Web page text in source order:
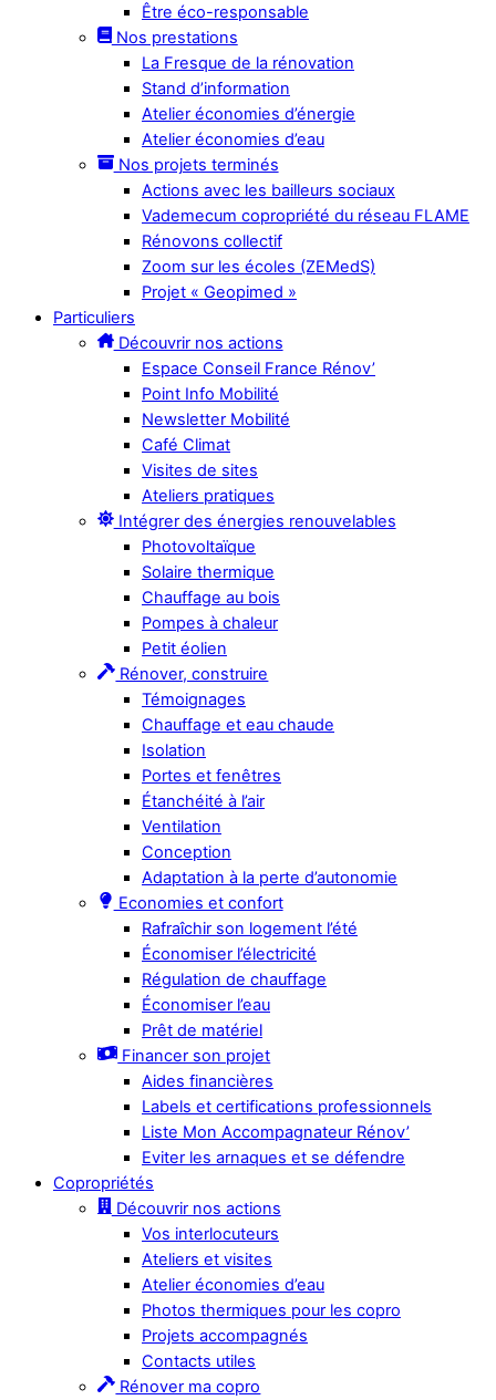
Être éco-responsable
Nos prestations
La Fresque de la rénovation
Stand d’information
Atelier économies d’énergie
Atelier économies d’eau
Nos projets terminés
Actions avec les bailleurs sociaux
Vademecum copropriété du réseau FLAME
Rénovons collectif
Zoom sur les écoles (ZEMedS)
Projet « Geopimed »
Particuliers
Découvrir nos actions
Espace Conseil France Rénov’
Point Info Mobilité
Newsletter Mobilité
Café Climat
Visites de sites
Ateliers pratiques
Intégrer des énergies renouvelables
Photovoltaïque
Solaire thermique
Chauffage au bois
Pompes à chaleur
Petit éolien
Rénover, construire
Témoignages
Chauffage et eau chaude
Isolation
Portes et fenêtres
Étanchéité à l’air
Ventilation
Conception
Adaptation à la perte d’autonomie
Economies et confort
Rafraîchir son logement l’été
Économiser l’électricité
Régulation de chauffage
Économiser l’eau
Prêt de matériel
Financer son projet
Aides financières
Labels et certifications professionnels
Liste Mon Accompagnateur Rénov’
Eviter les arnaques et se défendre
Copropriétés
Découvrir nos actions
Vos interlocuteurs
Ateliers et visites
Atelier économies d’eau
Photos thermiques pour les copro
Projets accompagnés
Contacts utiles
Rénover ma copro